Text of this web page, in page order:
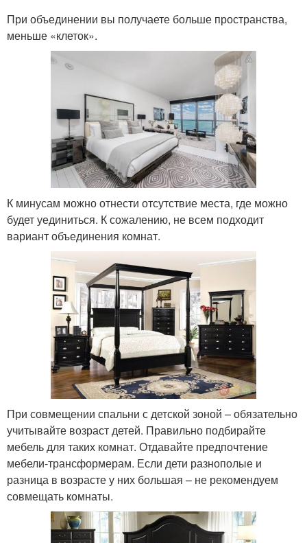
При объединении вы получаете больше пространства,
меньше «клеток».
К минусам можно отнести отсутствие места, где можно
будет уединиться. К сожалению, не всем подходит
вариант объединения комнат.
При совмещении спальни с детской зоной – обязательно
учитывайте возраст детей. Правильно подбирайте
мебель для таких комнат. Отдавайте предпочтение
мебели-трансформерам. Если дети разнополые и
разница в возрасте у них большая – не рекомендуем
совмещать комнаты.